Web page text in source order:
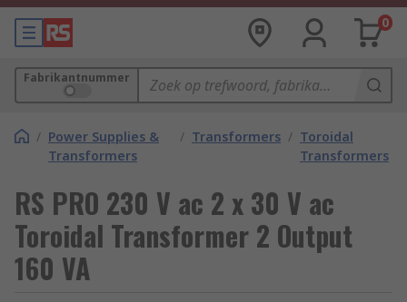
0
Fabrikantnummer
/ Power Supplies &
Transformers
/ Transformers / Toroidal
Transformers
RS PRO 230 V ac 2 x 30 V ac
Toroidal Transformer 2 Output
160 VA